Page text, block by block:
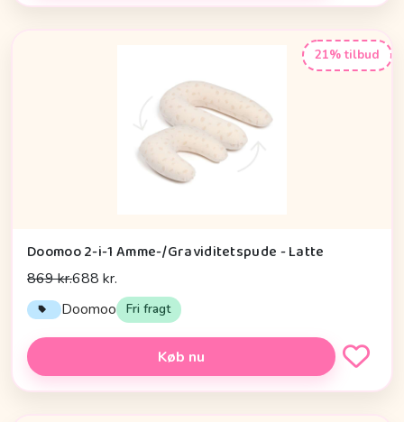
21% tilbud
Doomoo 2-i-1 Amme-/Graviditetspude - Latte
869 kr.688 kr.
Doomoo Fri fragt
Køb nu